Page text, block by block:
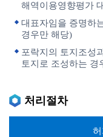
해역이용영향평가
대표자임을 증명하
경우만 해당)
포락지의 토지조성
토지로 조성하는 경
처리절차